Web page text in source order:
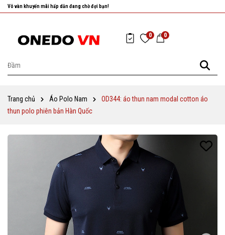
Nhanh tay chọn cho mình những sản phẩm ưng ý nhất!
0 0
Trang chủ Áo Polo Nam
OD344: áo thun nam modal cotton áo
thun polo phiên bản Hàn Quốc